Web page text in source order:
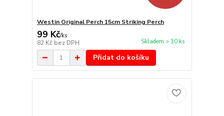
Westin Original Perch 15cm Striking Perch
99 Kč/ks
82 Kč bez DPH Skladem > 10 ks
Přidat do košíku